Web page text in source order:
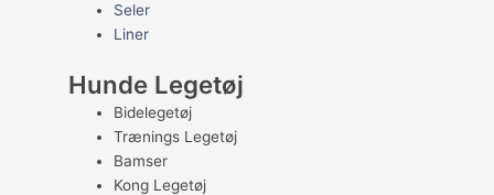
Seler
Liner
Hunde Legetøj
Bidelegetøj
Trænings Legetøj
Bamser
Kong Legetøj